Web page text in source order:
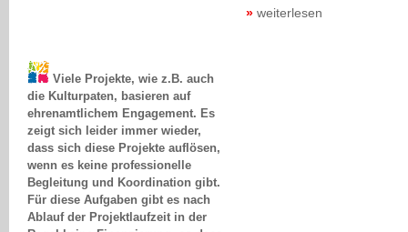
weiterlesen
die Kulturpaten, basieren auf
ehrenamtlichem Engagement. Es
zeigt sich leider immer wieder,
dass sich diese Projekte auflösen,
wenn es keine professionelle
Begleitung und Koordination gibt.
Für diese Aufgaben gibt es nach
Ablauf der Projektlaufzeit in der
Regel keine Finanzierung, so dass